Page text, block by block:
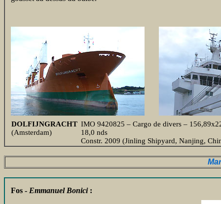
DOLFIJNGRACHT
(Amsterdam)
IMO 9420825 – Cargo de divers –
18,0 nds
Constr. 2009 (Jinling Shipyard, Nanjing,
Fos - Emmanuel Bonici: